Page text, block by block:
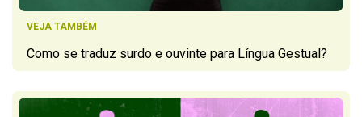
VEJA TAMBÉM
Como se traduz surdo e ouvinte para Língua Gestual?